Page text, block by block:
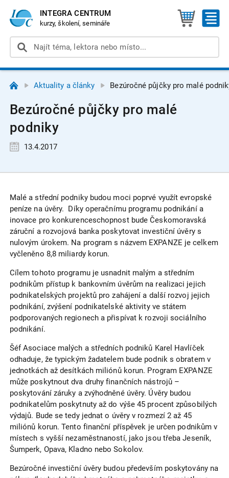
INTEGRA CENTRUM
kurzy, školení, semináře
Aktuality a články Bezúročné půjčky pro malé
Bezúročné půjčky pro malé
podniky
13.4.2017
Malé a střední podniky budou moci poprvé využít evropské
peníze na úvěry. Díky operačnímu programu podnikání a
inovace pro konkurenceschopnost bude Českomoravská
záruční a rozvojová banka poskytovat investiční úvěry s
nulovým úrokem. Na program s názvem EXPANZE je celkem
vyčleněno 8,8 miliardy korun.
Cílem tohoto programu je usnadnit malým a středním
podnikům přístup k bankovním úvěrům na realizaci jejich
podnikatelských projektů pro zahájení a další rozvoj jejich
podnikání, zvýšení podnikatelské aktivity ve státem
podporovaných regionech a přispívat k rozvoji sociálního
podnikání.
Šéf Asociace malých a středních podniků Karel Havlíček
odhaduje, že typickým žadatelem bude podnik s obratem v
jednotkách až desítkách miliónů korun. Program EXPANZE
může poskytnout dva druhy finančních nástrojů –
poskytování záruky a zvýhodněné úvěry. Úvěry budou
podnikatelům poskytnuty až do výše 45 procent způsobilých
výdajů. Bude se tedy jednat o úvěry v rozmezí 2 až 45
miliónů korun. Tento finanční příspěvek je určen podnikům v
místech s vyšší nezaměstnaností, jako jsou třeba Jeseník,
Šumperk, Opava, Kladno nebo Sokolov.
Bezúročné investiční úvěry budou především poskytovány na